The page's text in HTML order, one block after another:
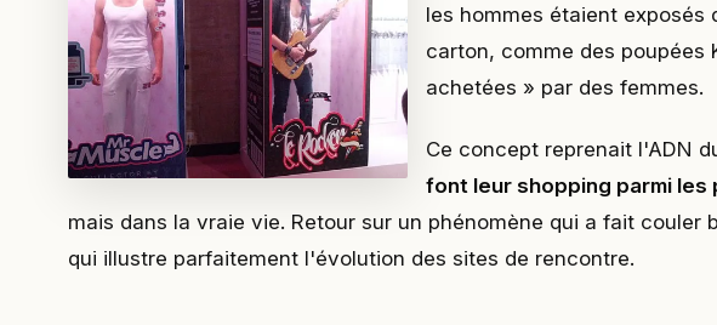
les hommes étaient exposés
carton, comme des poupées
achetées » par des femmes.
Ce concept reprenait l'ADN
font leur shopping parmi les
mais dans la vraie vie. Retour sur un phénomène qui a fait couler
qui illustre parfaitement l'évolution des sites de rencontre.